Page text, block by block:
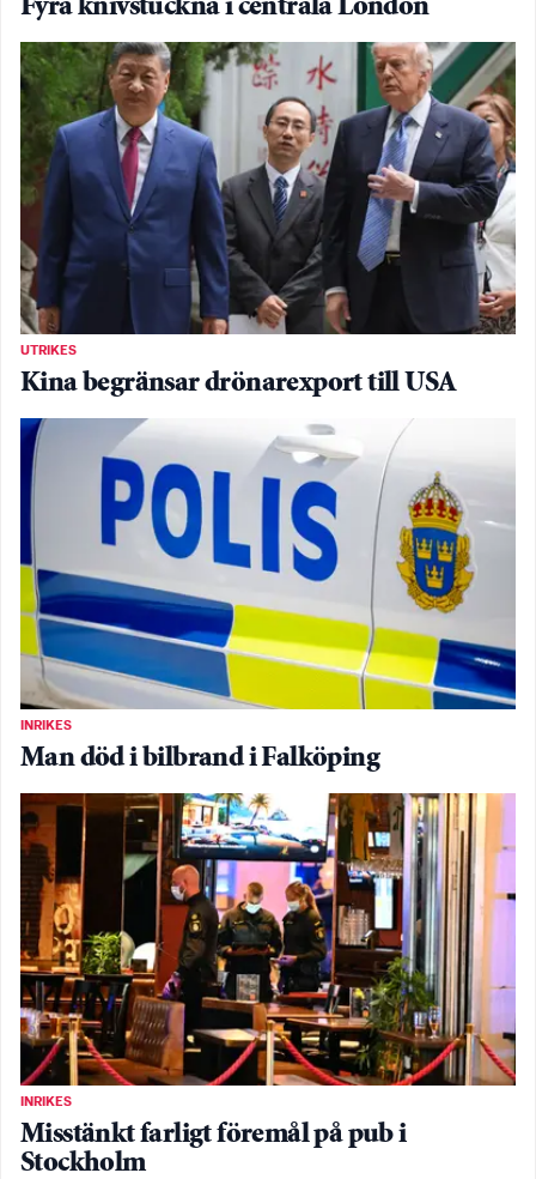
Fyra knivstuckna i centrala London
UTRIKES
Kina begränsar drönarexport till USA
INRIKES
Man död i bilbrand i Falköping
INRIKES
Misstänkt farligt föremål på pub i
Stockholm